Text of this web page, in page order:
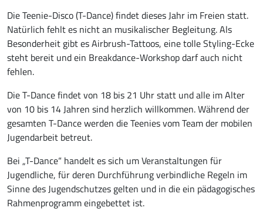
Die Teenie-Disco (T-Dance) findet dieses Jahr im Freien statt.
Natürlich fehlt es nicht an musikalischer Begleitung. Als
Besonderheit gibt es Airbrush-Tattoos, eine tolle Styling-Ecke
steht bereit und ein Breakdance-Workshop darf auch nicht
fehlen.
Die T-Dance findet von 18 bis 21 Uhr statt und alle im Alter
von 10 bis 14 Jahren sind herzlich willkommen. Während der
gesamten T-Dance werden die Teenies vom Team der mobilen
Jugendarbeit betreut.
Bei „T-Dance“ handelt es sich um Veranstaltungen für
Jugendliche, für deren Durchführung verbindliche Regeln im
Sinne des Jugendschutzes gelten und in die ein pädagogisches
Rahmenprogramm eingebettet ist.